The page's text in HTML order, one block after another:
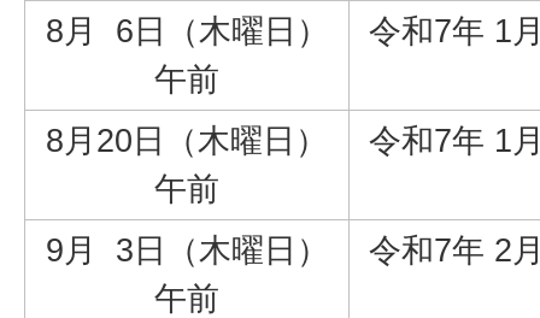
8月 6日（木曜日）
午前
令和7年 1
8月20日（木曜日）
午前
令和7年 1
9月 3日（木曜日）
午前
令和7年 2